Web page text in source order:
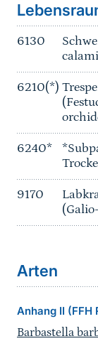
6130
6210(*)
6240*
9170
Arten
Anhang II (FFH
Barbastella